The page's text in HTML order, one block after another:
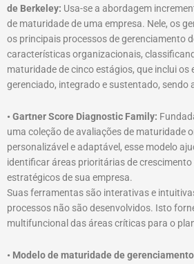
de Berkeley: Usa-se a abordagem
de maturidade de uma empresa. Nele, os
os principais processos de gerenciamento
características organizacionais,
maturidade de cinco estágios, que inclui os
gerenciado, integrado e sustentado, sendo
• Gartner Score Diagnostic Family:
uma coleção de avaliações de maturidade
personalizável e adaptável, esse modelo
identificar áreas prioritárias de
estratégicos de sua empresa.
Suas ferramentas são interativas e
processos não são desenvolvidos. Isto
multifuncional das áreas críticas para o
• Modelo de maturidade de